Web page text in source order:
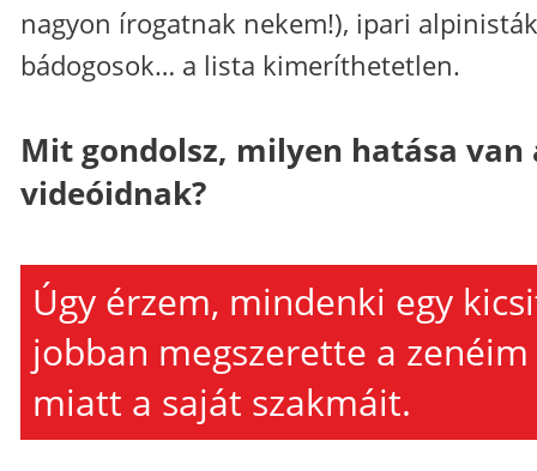
nagyon írogatnak nekem!), ipari
bádogosok… a lista kimeríthetetlen.
Mit gondolsz, milyen hatása van
videóidnak?
Úgy érzem, mindenki egy
jobban megszerette a zenéim
miatt a saját szakmáit.